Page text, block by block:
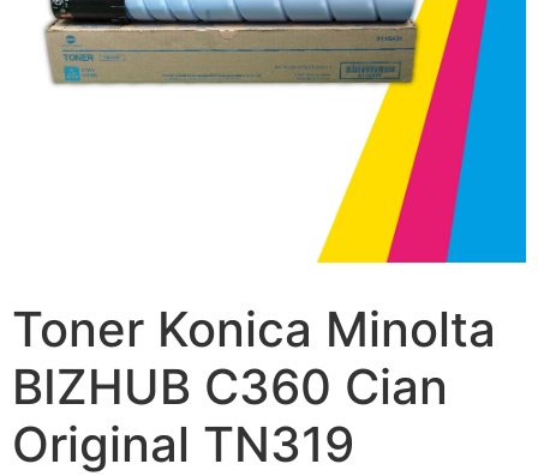
Toner Konica Minolta
BIZHUB C360 Cian
Original TN319